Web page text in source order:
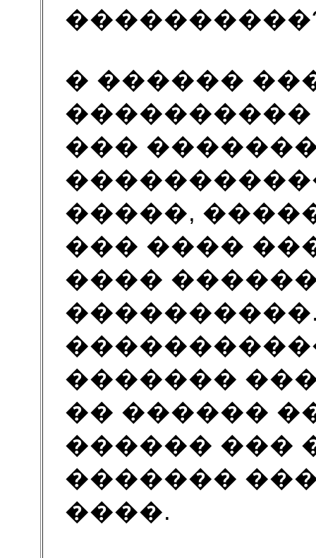
� ������
���
�����,
��� ����
����
�������
�� ������
������ ���
�������
����.